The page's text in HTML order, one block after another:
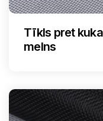
Tīkls pret
melns